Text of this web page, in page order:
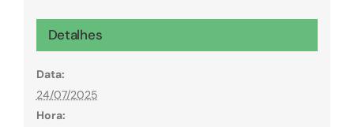
Detalhes
Data:
24/07/2025
Hora: